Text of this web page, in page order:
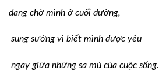
đang chờ mình ở cuối đường,
sung sướng vì biết mình được yêu
ngay giữa những sa mù của cuộc sống.